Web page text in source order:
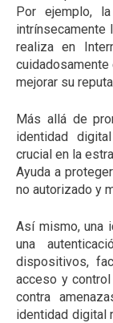
Por ejemplo,
intrínsecamente
realiza en
mejorar su
Más allá de
identidad
crucial en la
Ayuda a
no autorizado y
Así mismo, una
una
dispositivos,
acceso y
contra
identidad digital